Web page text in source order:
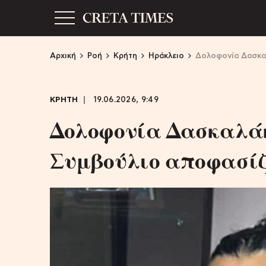
Αρχική Ροή Κρήτη Ηράκλειο Δολοφονία
ΚΡΗΤΗ 19.06.2026, 9:49
Δολοφονία
Συμβούλιο